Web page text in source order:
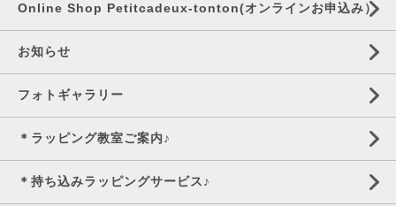
Online Shop Petitcadeux-tonton(オンラインお申込み）
お知らせ
フォトギャラリー
＊ラッピング教室ご案内♪
＊持ち込みラッピングサービス♪